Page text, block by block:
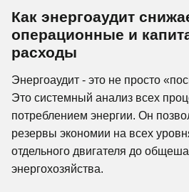
Как энергоаудит
операционные и
расходы
Энергоаудит - это не просто
Это системный анализ всех
потреблением энергии. Он
резервы экономии на всех
отдельного двигателя до
энергохозяйства.